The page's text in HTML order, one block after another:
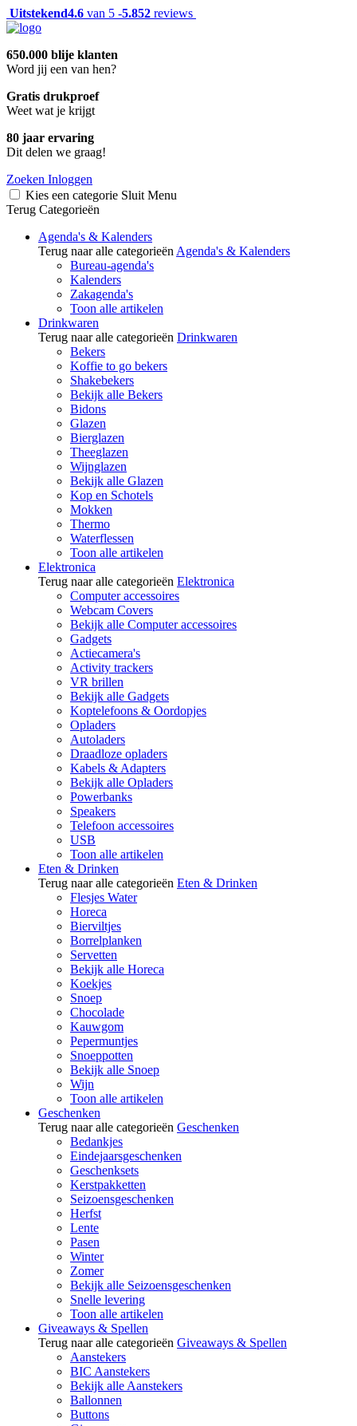
Uitstekend4.6 van 5 -5.852 reviews
650.000 blije klanten
Word jij een van hen?
Gratis drukproef
Weet wat je krijgt
80 jaar ervaring
Dit delen we graag!
Zoeken Inloggen
Kies een categorie Sluit Menu
Terug Categorieën
Agenda's & Kalenders
Terug naar alle categorieën Agenda's & Kalenders
Bureau-agenda's
Kalenders
Zakagenda's
Toon alle artikelen
Drinkwaren
Terug naar alle categorieën Drinkwaren
Bekers
Koffie to go bekers
Shakebekers
Bekijk alle Bekers
Bidons
Glazen
Bierglazen
Theeglazen
Wijnglazen
Bekijk alle Glazen
Kop en Schotels
Mokken
Thermo
Waterflessen
Toon alle artikelen
Elektronica
Terug naar alle categorieën Elektronica
Computer accessoires
Webcam Covers
Bekijk alle Computer accessoires
Gadgets
Actiecamera's
Activity trackers
VR brillen
Bekijk alle Gadgets
Koptelefoons & Oordopjes
Opladers
Autoladers
Draadloze opladers
Kabels & Adapters
Bekijk alle Opladers
Powerbanks
Speakers
Telefoon accessoires
USB
Toon alle artikelen
Eten & Drinken
Terug naar alle categorieën Eten & Drinken
Flesjes Water
Horeca
Bierviltjes
Borrelplanken
Servetten
Bekijk alle Horeca
Koekjes
Snoep
Chocolade
Kauwgom
Pepermuntjes
Snoeppotten
Bekijk alle Snoep
Wijn
Toon alle artikelen
Geschenken
Terug naar alle categorieën Geschenken
Bedankjes
Eindejaarsgeschenken
Geschenksets
Kerstpakketten
Seizoensgeschenken
Herfst
Lente
Pasen
Winter
Zomer
Bekijk alle Seizoensgeschenken
Snelle levering
Toon alle artikelen
Giveaways & Spellen
Terug naar alle categorieën Giveaways & Spellen
Aanstekers
BIC Aanstekers
Bekijk alle Aanstekers
Ballonnen
Buttons